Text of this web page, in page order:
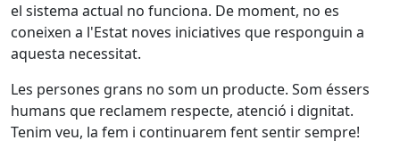
el sistema actual no funciona. De moment, no es
coneixen a l'Estat noves iniciatives que responguin a
aquesta necessitat.
Les persones grans no som un producte. Som éssers
humans que reclamem respecte, atenció i dignitat.
Tenim veu, la fem i continuarem fent sentir sempre!